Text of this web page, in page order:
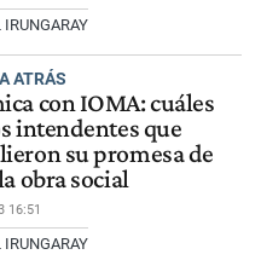
IRUNGARAY
ATRÁS
con IOMA: cuáles
intendentes que
su promesa de
obra social
16:51
IRUNGARAY